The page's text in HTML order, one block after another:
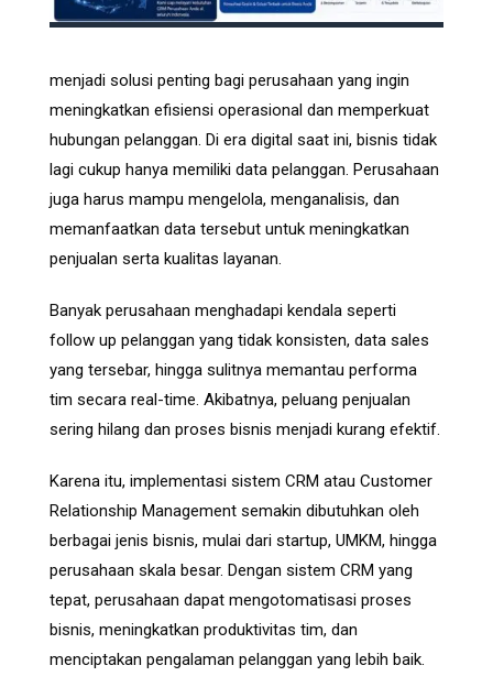
menjadi solusi penting bagi perusahaan yang ingin
meningkatkan efisiensi operasional dan memperkuat
hubungan pelanggan. Di era digital saat ini, bisnis tidak
lagi cukup hanya memiliki data pelanggan. Perusahaan
juga harus mampu mengelola, menganalisis, dan
memanfaatkan data tersebut untuk meningkatkan
penjualan serta kualitas layanan.
Banyak perusahaan menghadapi kendala seperti
follow up pelanggan yang tidak konsisten, data sales
yang tersebar, hingga sulitnya memantau performa
tim secara real-time. Akibatnya, peluang penjualan
sering hilang dan proses bisnis menjadi kurang efektif.
Karena itu, implementasi sistem CRM atau Customer
Relationship Management semakin dibutuhkan oleh
berbagai jenis bisnis, mulai dari startup, UMKM, hingga
perusahaan skala besar. Dengan sistem CRM yang
tepat, perusahaan dapat mengotomatisasi proses
bisnis, meningkatkan produktivitas tim, dan
menciptakan pengalaman pelanggan yang lebih baik.